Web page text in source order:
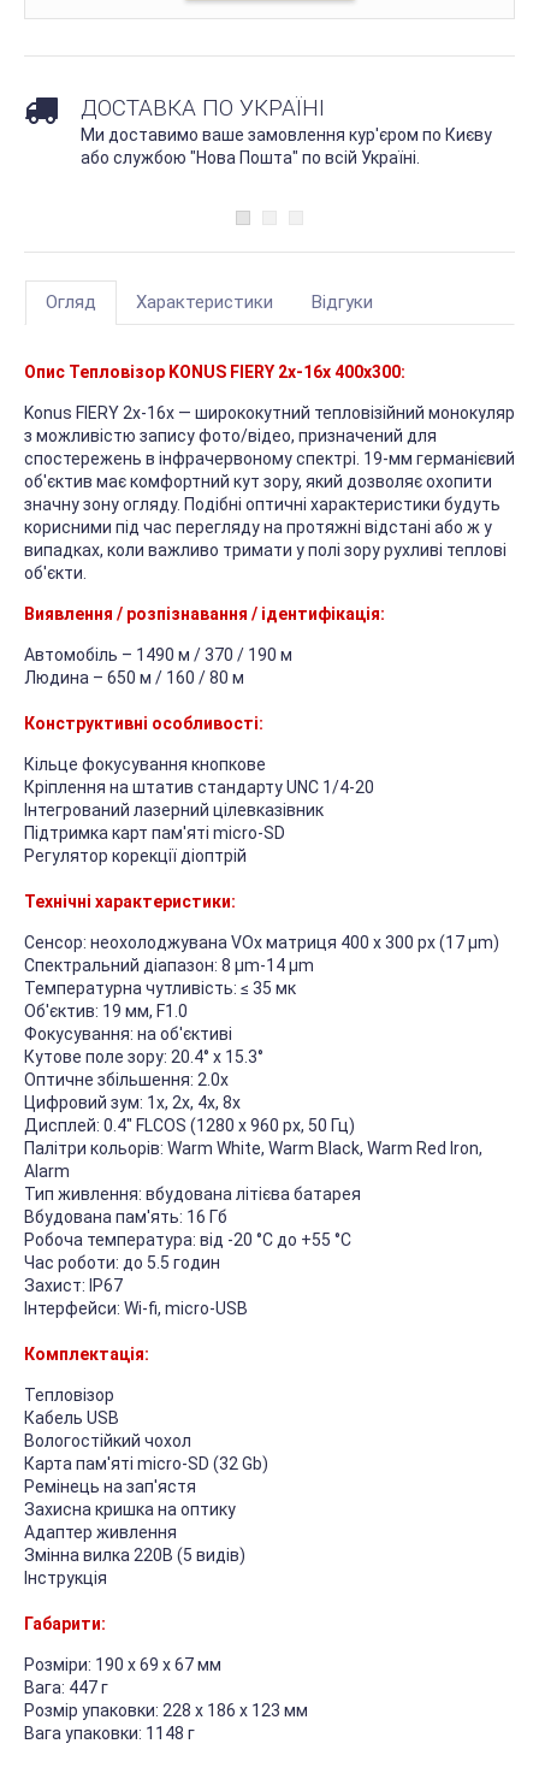
ДОСТАВКА ПО УКРАЇНІ
Ми доставимо ваше замовлення кур'єром по Києву
або службою "Нова Пошта" по всій Україні.
Огляд Характеристики Відгуки
Опис Тепловізор KONUS FIERY 2x-16x 400x300:
Konus FIERY 2x-16x — ширококутний тепловізійний монокуляр
з можливістю запису фото/відео, призначений для
спостережень в інфрачервоному спектрі. 19-мм германієвий
об'єктив має комфортний кут зору, який дозволяє охопити
значну зону огляду. Подібні оптичні характеристики будуть
корисними під час перегляду на протяжні відстані або ж у
випадках, коли важливо тримати у полі зору рухливі теплові
об'єкти.
Виявлення / розпізнавання / ідентифікація:
Автомобіль – 1490 м / 370 / 190 м
Людина – 650 м / 160 / 80 м
Конструктивні особливості:
Кільце фокусування кнопкове
Кріплення на штатив стандарту UNC 1/4-20
Інтегрований лазерний цілевказівник
Підтримка карт пам'яті micro-SD
Регулятор корекції діоптрій
Технічні характеристики:
Сенсор: неохолоджувана VOx матриця 400 х 300 px (17 µm)
Спектральний діапазон: 8 μm-14 μm
Температурна чутливість: ≤ 35 мк
Об'єктив: 19 мм, F1.0
Фокусування: на об'єктиві
Кутове поле зору: 20.4° х 15.3°
Оптичне збільшення: 2.0x
Цифровий зум: 1x, 2x, 4x, 8x
Дисплей: 0.4" FLCOS (1280 x 960 px, 50 Гц)
Палітри кольорів: Warm White, Warm Black, Warm Red Iron,
Alarm
Тип живлення: вбудована літієва батарея
Вбудована пам'ять: 16 Гб
Робоча температура: від -20 °C до +55 °C
Час роботи: до 5.5 годин
Захист: IP67
Інтерфейси: Wi-fi, micro-USB
Комплектація:
Тепловізор
Кабель USB
Вологостійкий чохол
Карта пам'яті micro-SD (32 Gb)
Ремінець на зап'ястя
Захисна кришка на оптику
Адаптер живлення
Змінна вилка 220В (5 видів)
Інструкція
Габарити:
Розміри: 190 х 69 х 67 мм
Вага: 447 г
Розмір упаковки: 228 x 186 x 123 мм
Вага упаковки: 1148 г